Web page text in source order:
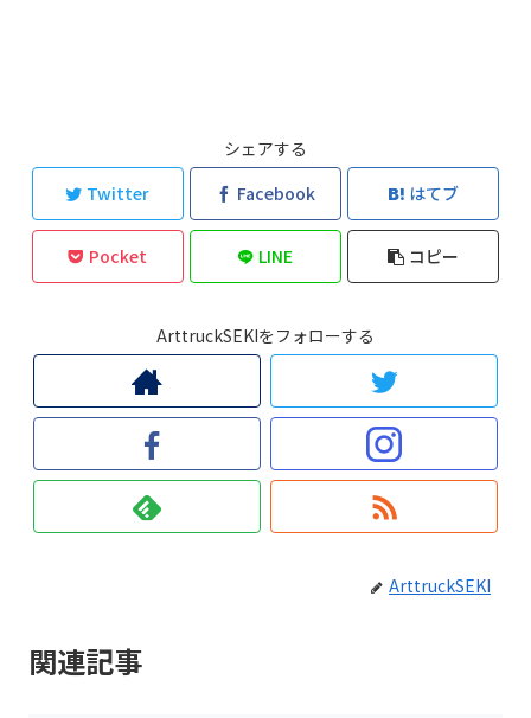
シェアする
Twitter
Facebook はてブ
Pocket LINE コピー
ArttruckSEKIをフォローする
ArttruckSEKI
関連記事